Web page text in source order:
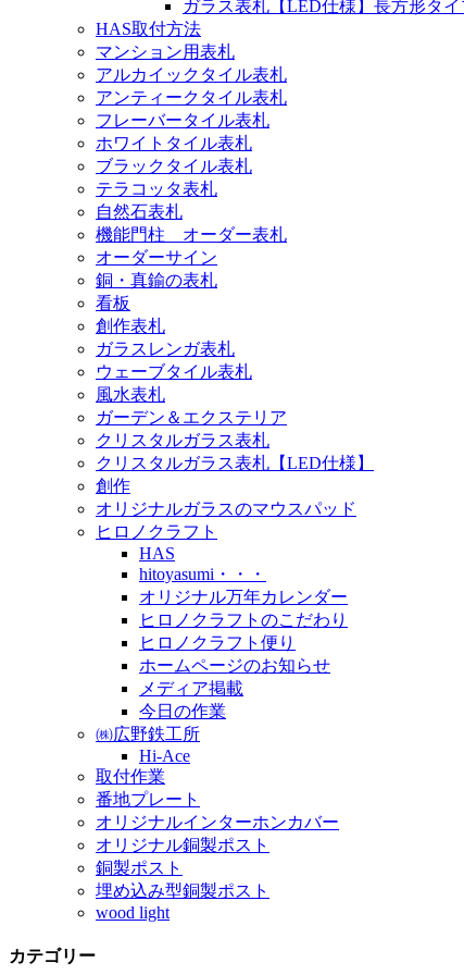
ガラス表札【LED仕様】長方形タイ
HAS取付方法
マンション用表札
アルカイックタイル表札
アンティークタイル表札
フレーバータイル表札
ホワイトタイル表札
ブラックタイル表札
テラコッタ表札
自然石表札
機能門柱 オーダー表札
オーダーサイン
銅・真鍮の表札
看板
創作表札
ガラスレンガ表札
ウェーブタイル表札
風水表札
ガーデン＆エクステリア
クリスタルガラス表札
クリスタルガラス表札【LED仕様】
創作
オリジナルガラスのマウスパッド
ヒロノクラフト
HAS
hitoyasumi・・・
オリジナル万年カレンダー
ヒロノクラフトのこだわり
ヒロノクラフト便り
ホームページのお知らせ
メディア掲載
今日の作業
㈱広野鉄工所
Hi-Ace
取付作業
番地プレート
オリジナルインターホンカバー
オリジナル銅製ポスト
銅製ポスト
埋め込み型銅製ポスト
wood light
カテゴリー